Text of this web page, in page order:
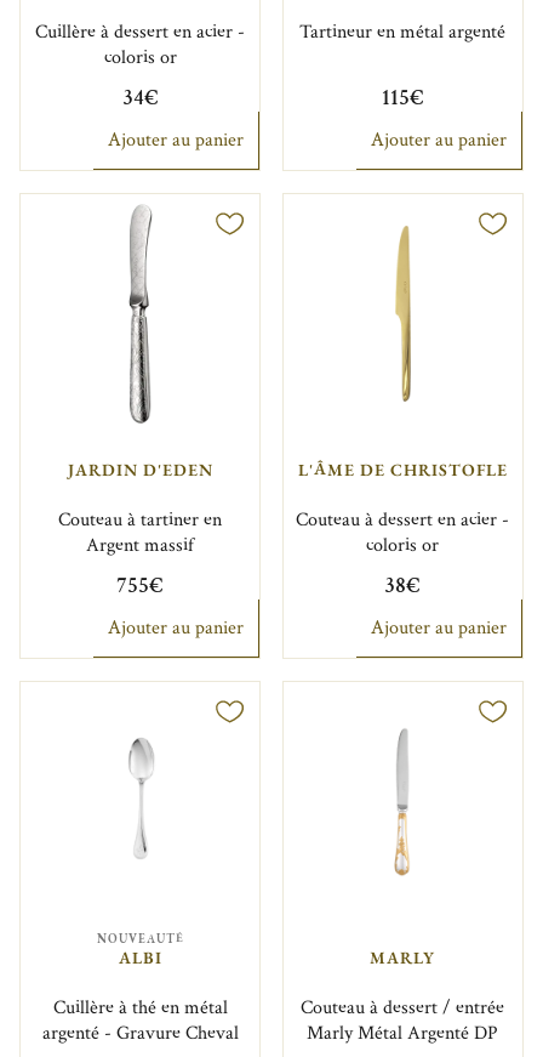
Cuillère à dessert en acier -
coloris or
34€
Ajouter au panier
Tartineur en métal argenté
115€
Ajouter au panier
JARDIN D'EDEN
Couteau à tartiner en
Argent massif
755€
Ajouter au panier
L'ÂME DE CHRISTOFLE
Couteau à dessert en acier -
coloris or
38€
Ajouter au panier
NOUVEAUTÉ
ALBI
Cuillère à thé en métal
argenté - Gravure Cheval
MARLY
Couteau à dessert / entrée
Marly Métal Argenté DP